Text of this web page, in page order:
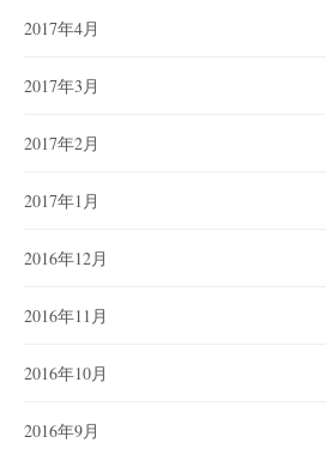
2017年4月
2017年3月
2017年2月
2017年1月
2016年12月
2016年11月
2016年10月
2016年9月